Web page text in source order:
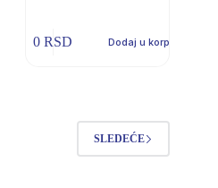
0RSD Dodaj u korpu
SLEDEĆE